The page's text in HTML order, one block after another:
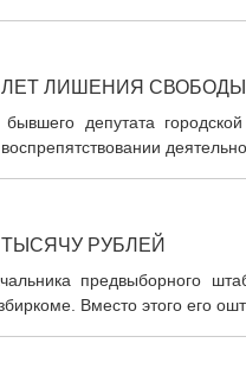
ЛИШЕНИЯ СВОБОДЫ
депутата
РУБЛЕЙ
предвыборного
Вместо этого его